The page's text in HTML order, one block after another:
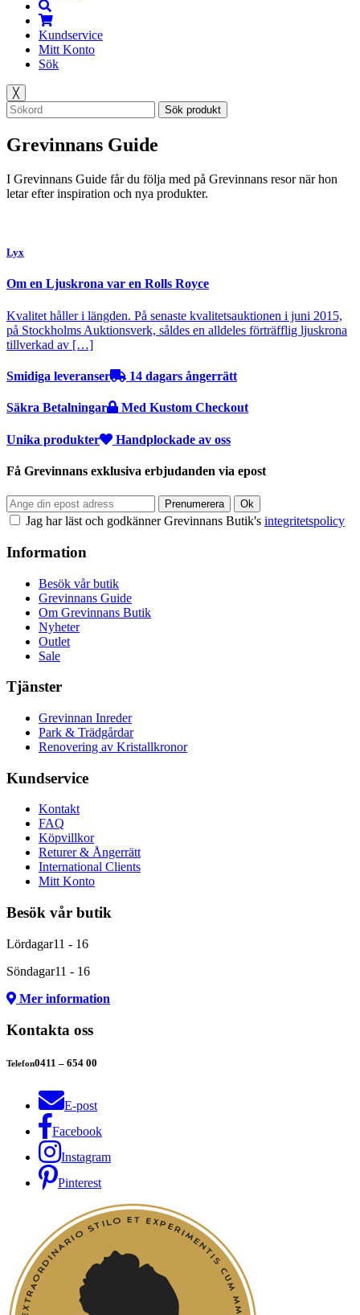
Kundservice
Mitt Konto
Sök
╳
Sök produkt
Grevinnans Guide
I Grevinnans Guide får du följa med på Grevinnans resor när hon
letar efter inspiration och nya produkter.
Lyx
Om en Ljuskrona var en Rolls Royce
Kvalitet håller i längden. På senaste kvalitetsauktionen i juni 2015,
på Stockholms Auktionsverk, såldes en alldeles förträfflig ljuskrona
tillverkad av […]
Smidiga leveranser 14 dagars ångerrätt
Säkra Betalningar Med Kustom Checkout
Unika produkter Handplockade av oss
Få Grevinnans exklusiva erbjudanden via epost
Jag har läst och godkänner Grevinnans Butik's integritetspolicy
Information
Besök vår butik
Grevinnans Guide
Om Grevinnans Butik
Nyheter
Outlet
Sale
Tjänster
Grevinnan Inreder
Park & Trädgårdar
Renovering av Kristallkronor
Kundservice
Kontakt
FAQ
Köpvillkor
Returer & Ångerrätt
International Clients
Mitt Konto
Besök vår butik
Lördagar11 - 16
Söndagar11 - 16
Mer information
Kontakta oss
Telefon0411 – 654 00
E-post
Facebook
Instagram
Pinterest